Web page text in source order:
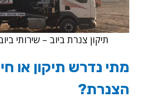
תיקון צנרת ביוב – שירותי
מתי נדרש תיקון או
הצנרת?